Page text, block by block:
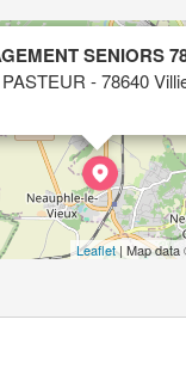
SENIORS
- 78640
Leaflet| Map data